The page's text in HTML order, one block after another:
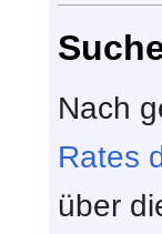
Nach
Rates
über